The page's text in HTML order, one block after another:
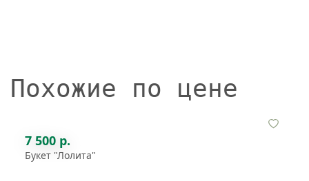
Похожие по цене
7 500 р.
Букет "Лолита"